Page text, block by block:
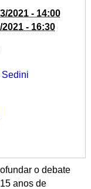
2021 - 14:00
2021 - 16:30
Sedini
o debate
anos de